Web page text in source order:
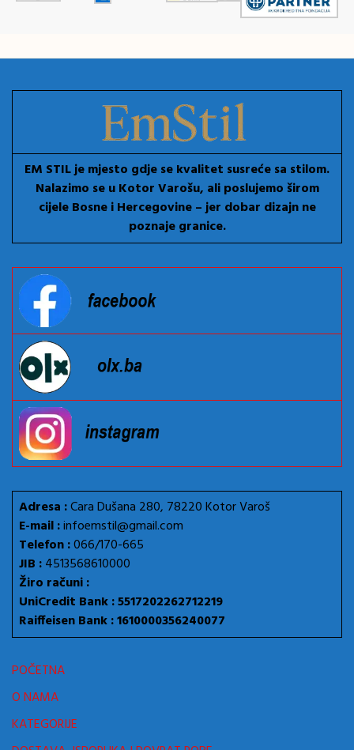
EM STIL je mjesto gdje se kvalitet susreće sa stilom.
Nalazimo se u Kotor Varošu, ali poslujemo širom
cijele Bosne i Hercegovine – jer dobar dizajn ne
poznaje granice.
Adresa :Cara Dušana 280, 78220 Kotor Varoš
E-mail :infoemstil@gmail.com
Telefon :066/170-665
JIB :4513568610000
Žiro računi :
UniCredit Bank : 5517202262712219
Raiffeisen Bank : 1610000356240077
POČETNA
O NAMA
KATEGORIJE